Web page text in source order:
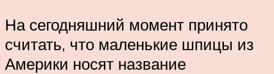
На сегодняшний момент принято
считать, что маленькие шпицы из
Америки носят название